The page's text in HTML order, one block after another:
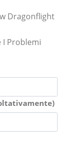
Dragonflight
I Problemi